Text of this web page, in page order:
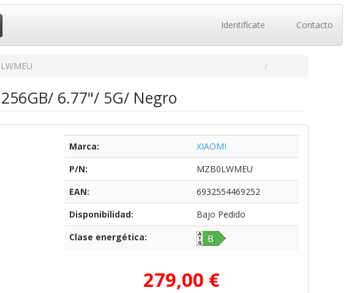
Identifícate Contacto
6.77"/ 5G/ Negro
Marca:
XIAOMI
P/N:
MZB0LWMEU
EAN:
6932554469252
Disponibilidad:
Bajo Pedido
Clase energética:
279,00 €